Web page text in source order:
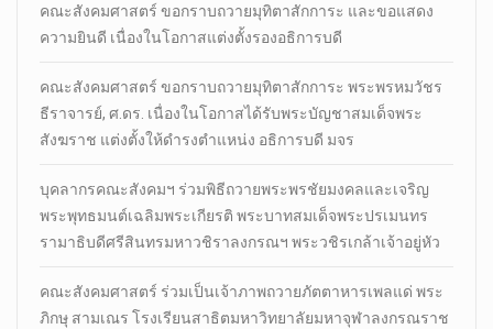
คณะสังคมศาสตร์ ขอกราบถวายมุทิตาสักการะ และขอแสดง
ความยินดี เนื่องในโอกาสแต่งตั้งรองอธิการบดี
คณะสังคมศาสตร์ ขอกราบถวายมุทิตาสักการะ พระพรหมวัชร
ธีราจารย์, ศ.ดร. เนื่องในโอกาสได้รับพระบัญชาสมเด็จพระ
สังฆราช แต่งตั้งให้ดำรงตำแหน่ง อธิการบดี มจร
บุคลากรคณะสังคมฯ ร่วมพิธีถวายพระพรชัยมงคลและเจริญ
พระพุทธมนต์เฉลิมพระเกียรติ พระบาทสมเด็จพระปรเมนทร
รามาธิบดีศรีสินทรมหาวชิราลงกรณฯ พระวชิรเกล้าเจ้าอยู่หัว
คณะสังคมศาสตร์ ร่วมเป็นเจ้าภาพถวายภัตตาหารเพลแด่ พระ
ภิกษุ สามเณร โรงเรียนสาธิตมหาวิทยาลัยมหาจุฬาลงกรณราช